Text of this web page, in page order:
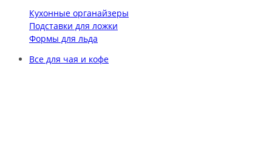
Кухонные органайзеры
Подставки для ложки
Формы для льда
Все для чая и кофе